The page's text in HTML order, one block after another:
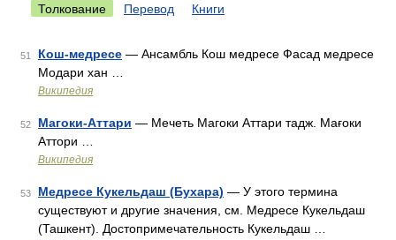
Толкование Перевод Книги
51 Кош-медресе — Ансамбль Кош медресе Фасад медресе
Модари хан …
Википедия
52 Магоки-Аттари — Мечеть Магоки Аттари тадж. Мағоки
Аттори …
Википедия
53 Медресе Кукельдаш (Бухара) — У этого термина
существуют и другие значения, см. Медресе Кукельдаш
(Ташкент). Достопримечательность Кукельдаш …